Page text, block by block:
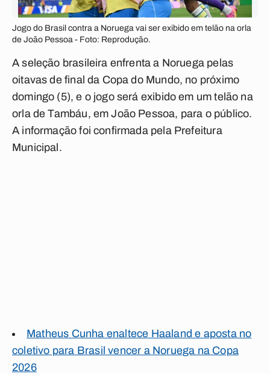
Jogo do Brasil contra a Noruega vai ser exibido em telão na orla
de João Pessoa - Foto: Reprodução.
A seleção brasileira enfrenta a Noruega pelas
oitavas de final da Copa do Mundo, no próximo
domingo (5), e o jogo será exibido em um telão na
orla de Tambáu, em João Pessoa, para o público.
A informação foi confirmada pela Prefeitura
Municipal.
Matheus Cunha enaltece Haaland e aposta no
coletivo para Brasil vencer a Noruega na Copa
2026